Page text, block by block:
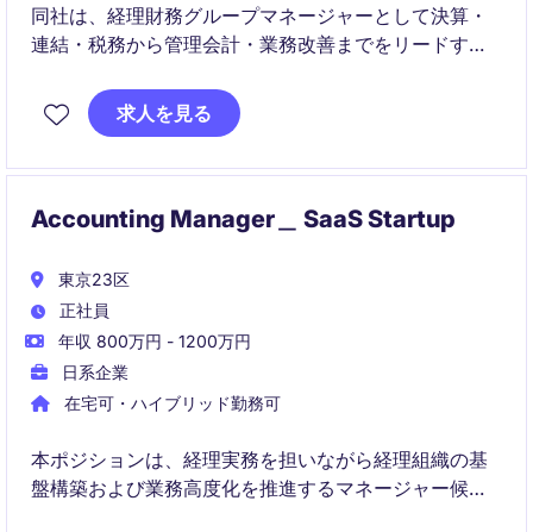
同社は、経理財務グループマネージャーとして決算・
連結・税務から管理会計・業務改善までをリードする
部門の高度化と企業価値向上に貢献いただきます。
求人を見る
Accounting Manager＿ SaaS Startup
東京23区
正社員
年収 800万円 - 1200万円
日系企業
在宅可・ハイブリッド勤務可
本ポジションは、経理実務を担いながら経理組織の基
盤構築および業務高度化を推進するマネージャー候補